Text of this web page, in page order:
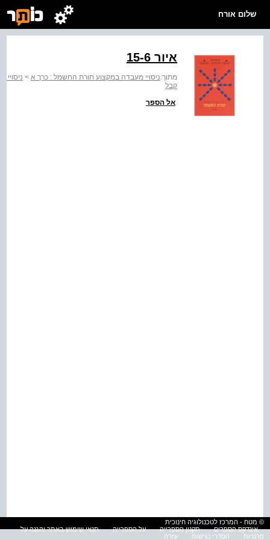
שלום אורח
איור ‭15-6‬
מתוך:ניסויי מעבדה במקצוע תורת החשמל : כרך א >
קבל
אל הספר
© מטח - המרכז לטכנולוגיה חינוכית
אינדקס הספרים
תקנון הספרייה על הספרייה
תנאי שימוש באתר והגנה על
פרטיות
הסדרי נגישות עזרה